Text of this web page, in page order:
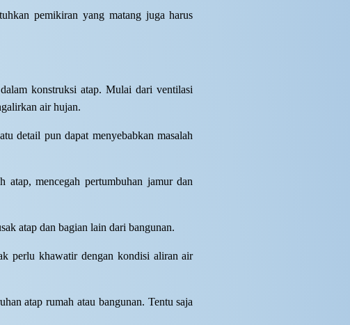
pemikiran yang matang juga harus
konstruksi atap. Mulai dari ventilasi
air hujan.
detail pun dapat menyebabkan masalah
atap, mencegah pertumbuhan jamur dan
atap dan bagian lain dari bangunan.
perlu khawatir dengan kondisi aliran air
atap rumah atau bangunan. Tentu saja